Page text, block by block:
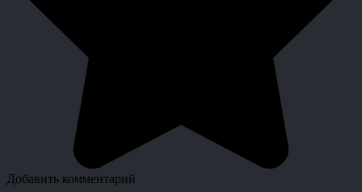
Добавить комментарий